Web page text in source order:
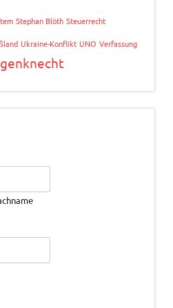
Stephan Blöth Steuerrecht
Ukraine-Konflikt UNO Verfassung